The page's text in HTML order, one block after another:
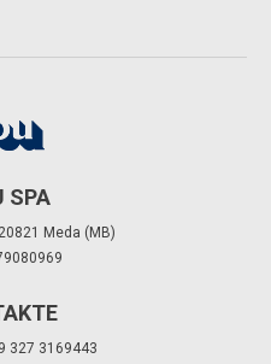
SPA
Meda (MB)
327 3169443